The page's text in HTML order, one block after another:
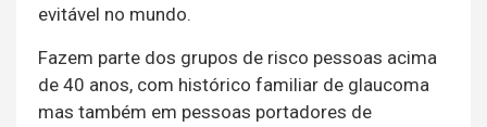
evitável no mundo.
Fazem parte dos grupos de risco pessoas acima
de 40 anos, com histórico familiar de glaucoma
mas também em pessoas portadores de